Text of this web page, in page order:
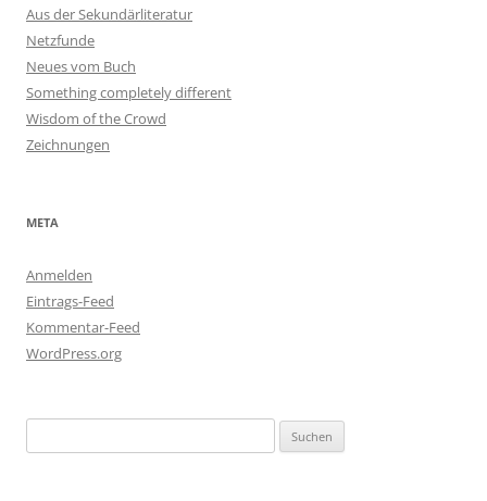
Aus der Sekundärliteratur
Netzfunde
Neues vom Buch
Something completely different
Wisdom of the Crowd
Zeichnungen
META
Anmelden
Eintrags-Feed
Kommentar-Feed
WordPress.org
nach: